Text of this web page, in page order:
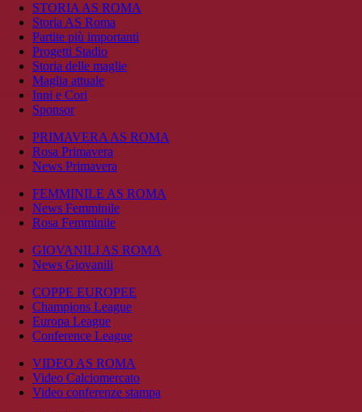
STORIA AS ROMA
Storia AS Roma
Partite più importanti
Progetti Stadio
Storia delle maglie
Maglia attuale
Inni e Cori
Sponsor
PRIMAVERA AS ROMA
Rosa Primavera
News Primavera
FEMMINILE AS ROMA
News Femminile
Rosa Femminile
GIOVANILI AS ROMA
News Giovanili
COPPE EUROPEE
Champions League
Europa League
Conference League
VIDEO AS ROMA
Video Calciomercato
Video conferenze stampa